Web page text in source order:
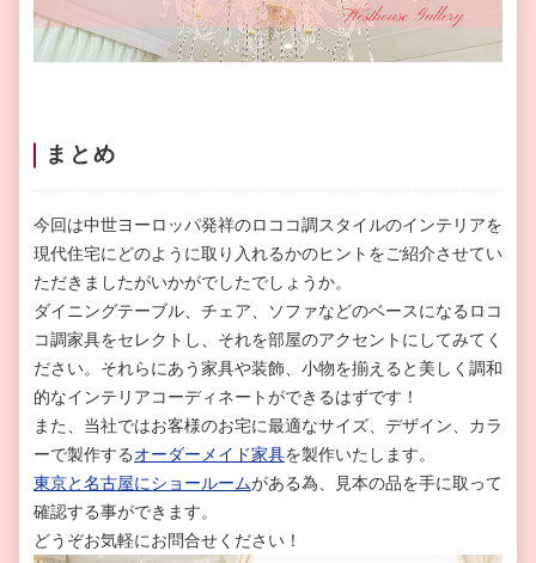
まとめ
今回は中世ヨーロッパ発祥のロココ調スタイルのインテリアを
現代住宅にどのように取り入れるかのヒントをご紹介させてい
ただきましたがいかがでしたでしょうか。
ダイニングテーブル、チェア、ソファなどのベースになるロコ
コ調家具をセレクトし、それを部屋のアクセントにしてみてく
ださい。それらにあう家具や装飾、小物を揃えると美しく調和
的なインテリアコーディネートができるはずです！
また、当社ではお客様のお宅に最適なサイズ、デザイン、カラ
ーで製作するオーダーメイド家具を製作いたします。
東京と名古屋にショールームがある為、見本の品を手に取って
確認する事ができます。
どうぞお気軽にお問合せください！